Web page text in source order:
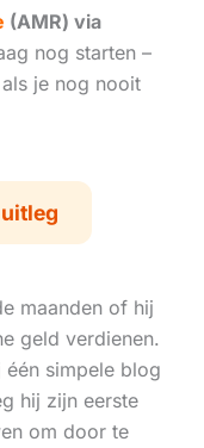
(AMR) via
nog starten –
je nog nooit
maanden of hij
geld verdienen.
simpele blog
hij zijn eerste
om door te